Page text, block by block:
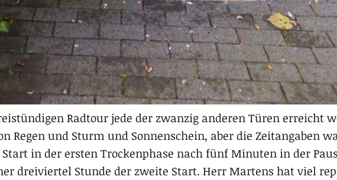
Radtour jede der zwanzig anderen Türen erreicht
Regen und Sturm und Sonnenschein, aber die Zeitangaben
in der ersten Trockenphase nach fünf Minuten in der
dreiviertel Stunde der zweite Start. Herr Martens hat viel